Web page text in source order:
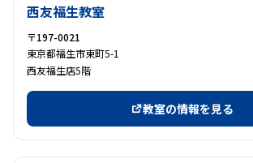
西友福生教室
〒197-0021
東京都福生市東町5-1
西友福生店5階
教室の情報を見る